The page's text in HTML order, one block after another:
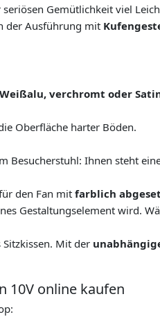
Gemütlichkeit viel
der Ausführung mit
verchromt oder
Oberfläche harter Böden.
Besucherstuhl: Ihnen steht
den Fan mitfarblich
Gestaltungselement wird.
Mit der
10V online kaufen